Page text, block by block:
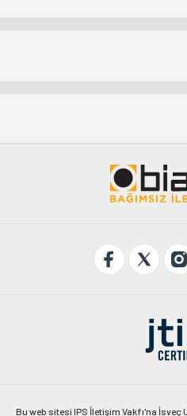
Bu web sitesi IPS İletişim Vakfı'na İsveç